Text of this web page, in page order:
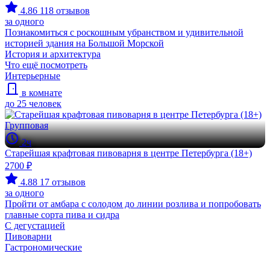
4.86 118 отзывов
за одного
Познакомиться с роскошным убранством и удивительной
историей здания на Большой Морской
История и архитектура
Что ещё посмотреть
Интерьерные
в комнате
до 25 человек
Групповая
2ч
Старейшая крафтовая пивоварня в центре Петербурга (18+)
2700 ₽
4.88 17 отзывов
за одного
Пройти от амбара с солодом до линии розлива и попробовать
главные сорта пива и сидра
С дегустацией
Пивоварни
Гастрономические